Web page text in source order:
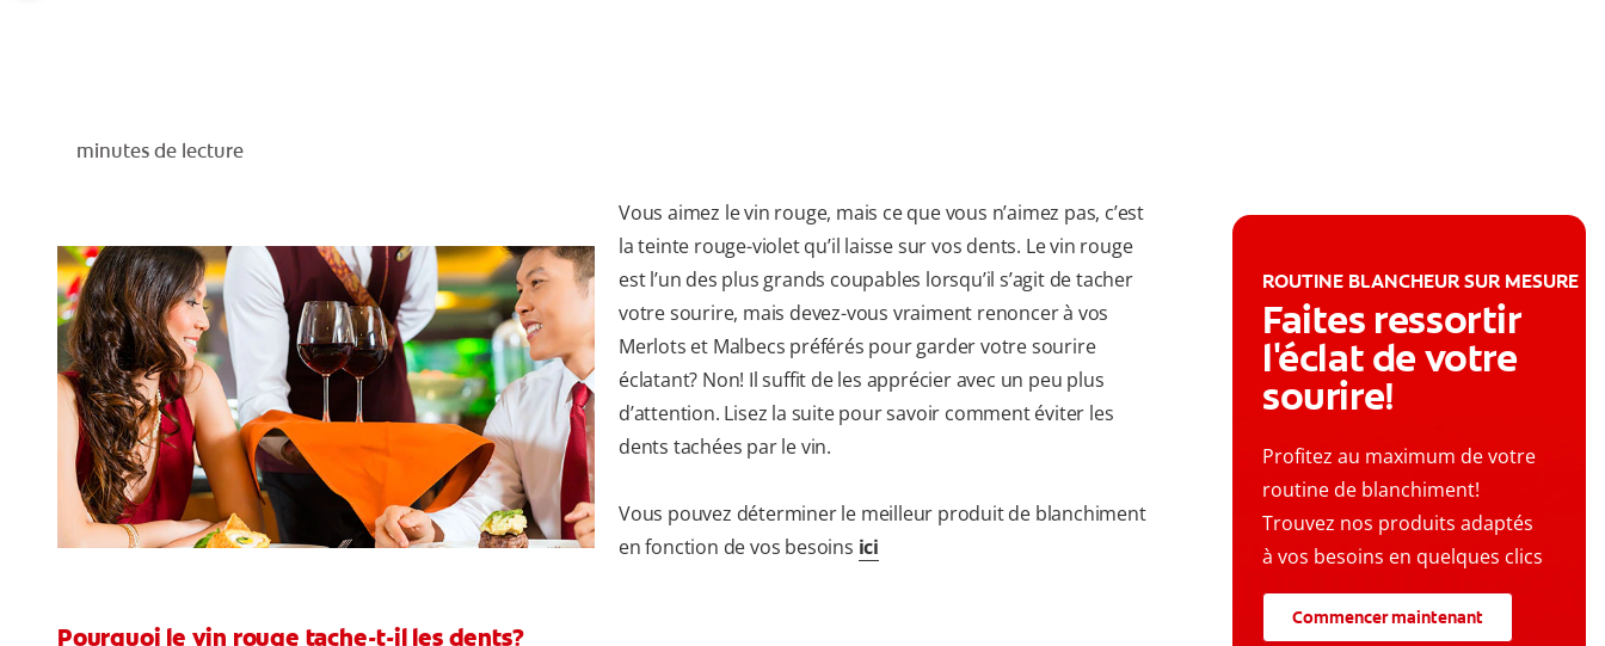
minutes de lecture
Vous aimez le vin rouge, mais ce que vous n’aimez pas, c’est
la teinte rouge-violet qu’il laisse sur vos dents. Le vin rouge
est l’un des plus grands coupables lorsqu’il s’agit de tacher
votre sourire, mais devez-vous vraiment renoncer à vos
Merlots et Malbecs préférés pour garder votre sourire
éclatant? Non! Il suffit de les apprécier avec un peu plus
d’attention. Lisez la suite pour savoir comment éviter les
dents tachées par le vin.
Vous pouvez déterminer le meilleur produit de blanchiment
en fonction de vos besoins ici
Pourquoi le vin rouge tache-t-il les dents?
ROUTINE BLANCHEUR SUR MESURE
Faites ressortir
l'éclat de votre
sourire!
Profitez au maximum de votre
routine de blanchiment!
Trouvez nos produits adaptés
à vos besoins en quelques clics
Commencer maintenant